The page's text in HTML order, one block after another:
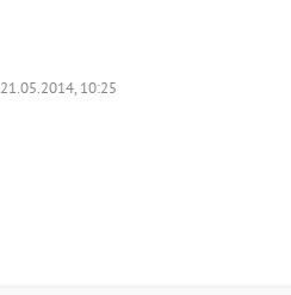
21.05.2014, 10:25